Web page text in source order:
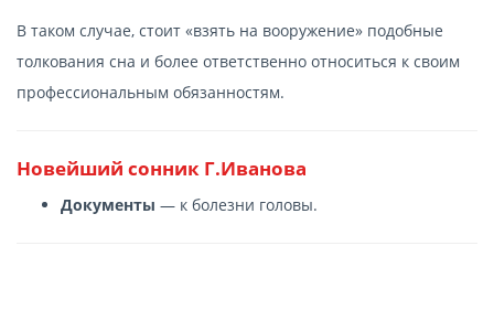
В таком случае, стоит «взять на вооружение» подобные
толкования сна и более ответственно относиться к своим
профессиональным обязанностям.
Новейший сонник Г.Иванова
Документы — к болезни головы.